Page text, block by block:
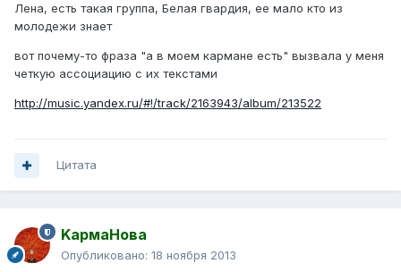
Лена, есть такая группа, Белая гвардия, ее мало кто из
молодежи знает
вот почему-то фраза "а в моем кармане есть" вызвала у меня
четкую ассоциацию с их текстами
http://music.yandex.ru/#!/track/2163943/album/213522
Цитата
KармаНова
Опубликовано: 18 ноября 2013